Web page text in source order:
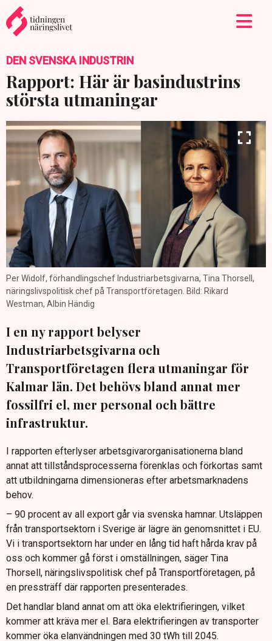
DEN SVENSKA INDUSTRIN
Rapport: Här är basindustrins
största utmaningar
Per Widolf, förhandlingschef Industriarbetsgivarna, Tina Thorsell,
näringslivspolitisk chef på Transportföretagen. Bild: Rikard
Westman, Albin Händig
I en ny rapport belyser
Industriarbetsgivarna och
Transportföretagen flera utmaningar för
Kalmar län. Det behövs bland annat mer
fossilfri el, mer personal och bättre
infrastruktur.
I rapporten efterlyser arbetsgivarorganisationerna bland
annat att tillståndsprocesserna förenklas och förkortas samt
att utbildningarna dimensioneras efter arbetsmarknadens
behov.
– 90 procent av all export går via svenska hamnar. Utsläppen
från transportsektorn i Sverige är lägre än genomsnittet i EU.
Vi i transportsektorn har under en lång tid haft hårda krav på
oss och kommer gå först i omställningen, säger Tina
Thorsell, näringslivspolitisk chef på Transportföretagen, på
en pressträff där rapporten presenterades.
Det handlar bland annat om att öka elektrifieringen, vilket
kommer att kräva mer el. Bara elektrifieringen av transporter
kommer öka elanvändningen med 30 tWh till 2045.